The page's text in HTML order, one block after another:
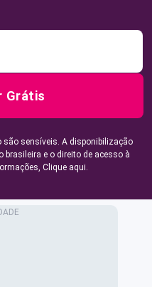
Grátis
são sensíveis. A disponibilização
e o direito de acesso à
Clique aqui.